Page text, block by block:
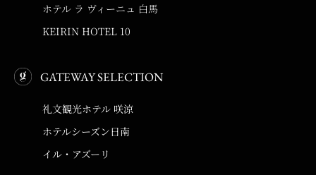
ホテル ラ ヴィーニュ 白馬
KEIRIN HOTEL 10
GATEWAY SELECTION
礼文観光ホテル 咲涼
ホテルシーズン日南
イル・アズーリ